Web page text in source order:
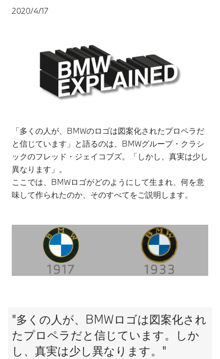
2020/4/17
「多くの人が、BMWのロゴは図案化されたプロペラだ
と信じています」と語るのは、BMWグループ・クラシ
ックのフレッド・ジェイコブズ。「しかし、真実は少し
異なります」。
ここでは、BMWロゴがどのようにして生まれ、何を意
味して作られたのか、そのすべてをご説明します。
"多くの人が、BMWロゴは図案化され
たプロペラだと信じています。しか
し、真実は少し異なります。"